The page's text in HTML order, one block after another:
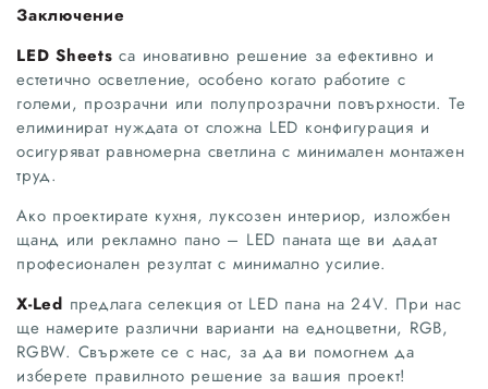
Заключение
LED Sheets са иновативно решение за ефективно и
естетично осветление, особено когато работите с
големи, прозрачни или полупрозрачни повърхности. Те
елиминират нуждата от сложна LED конфигурация и
осигуряват равномерна светлина с минимален монтажен
труд.
Ако проектирате кухня, луксозен интериор, изложбен
щанд или рекламно пано – LED паната ще ви дадат
професионален резултат с минимално усилие.
X-Led предлага селекция от LED пана на 24V. При нас
ще намерите различни варианти на едноцветни, RGB,
RGBW. Свържете се с нас, за да ви помогнем да
изберете правилното решение за вашия проект!